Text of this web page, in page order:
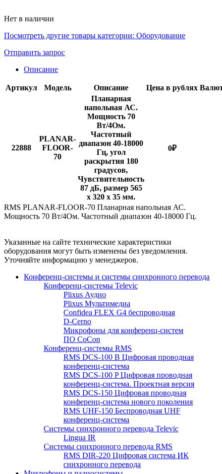
Нет в наличии
Посмотреть другие товары категории: Оборудование
Отправить запрос
Описание
Артикул Модель Описание Цена в рублях
22888
PLANAR-
FLOOR-
70
Планарная
напольная АС.
Мощность 70
Вт/4Ом.
Частотный
диапазон 40-18000
Гц, угол
раскрытия 180
градусов,
Чувствительность
87 дБ, размер 565
х 320 х 35 мм.
0₽
RMS PLANAR-FLOOR-70 Планарная напольная АС.
Мощность 70 Вт/4Ом. Частотный диапазон 40-18000 Гц.
Указанные на сайте технические характеристики
оборудования могут быть изменены без уведомления.
Уточняйте информацию у менеджеров.
Конференц-системы и системы синхронного перевода
Конференц-системы Televic
Plixus Аудио
Plixus Мультимедиа
Confidea FLEX G4 беспроводная
D-Cerno
Микрофоны для конференц-систем
ПО CoCon
Конференц-системы RMS
RMS DCS-100 B Цифровая проводная
конференц-система
RMS DCS-100 P Цифровая проводная
конференц-система. Проектная версия
RMS DCS-150 Цифровая проводная
конференц-система нового поколения
RMS UHF-150 Беспроводная UHF
конференц-система
Системы синхронного перевода Televic
Lingua IR
Системы синхронного перевода RMS
RMS DIR-220 Цифровая система ИК
синхронного перевода